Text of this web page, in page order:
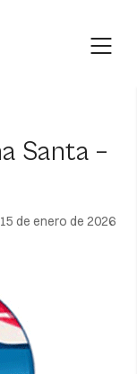
Santa –
15 de enero de 2026